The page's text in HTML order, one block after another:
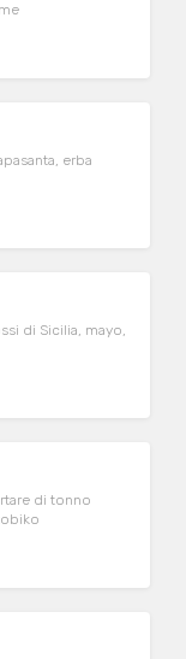
erba
di Sicilia, mayo,
di tonno